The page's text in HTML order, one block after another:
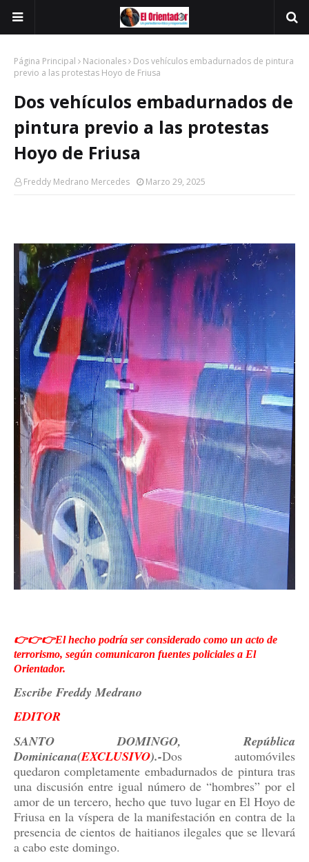
Página Principal Nacionales
Dos vehículos embadurnados de pintura
previo a las protestas Hoyo de Friusa
Dos vehículos embadurnados de
pintura previo a las protestas
Hoyo de Friusa
Freddy Medrano Mercedes Marzo 29, 2025
👉👉👉El hecho podría ser considerado como un acto de
terrorismo, según comunicaron fuentes policiales a El
Orientador.
Escribe Freddy Medrano
EDITOR
SANTO DOMINGO, República
Dominicana(EXCLUSIVO).-Dos automóviles
quedaron completamente embadurnados de pintura tras
una discusión entre igual número de “hombres” por el
amor de un tercero, hecho que tuvo lugar en El Hoyo de
Friusa en la víspera de la manifestación en contra de la
presencia de cientos de haitianos ilegales que se llevará
a cabo este domingo.